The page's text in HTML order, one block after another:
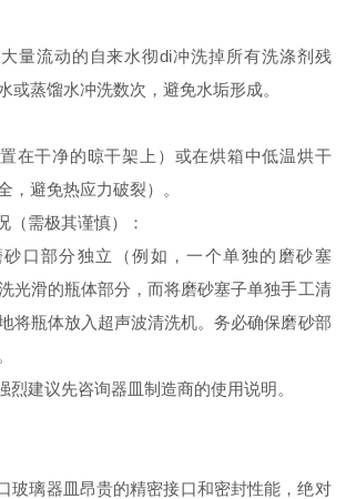
量流动的自来水彻di冲洗掉所有洗涤剂残
或蒸馏水冲洗数次，避免水垢形成。
在干净的晾干架上）或在烘箱中低温烘干
，避免热应力破裂）。
（需极其谨慎）：
口部分独立（例如，一个单独的磨砂塞
光滑的瓶体部分，而将磨砂塞子单独手工清
将瓶体放入超声波清洗机。务必确保磨砂部
烈建议先咨询器皿制造商的使用说明。
玻璃器皿昂贵的精密接口和密封性能，绝对